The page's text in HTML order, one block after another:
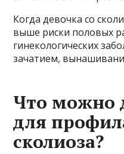
Когда девочка со
выше риски половых
гинекологических
зачатием,
Что можно
для
сколиоза?